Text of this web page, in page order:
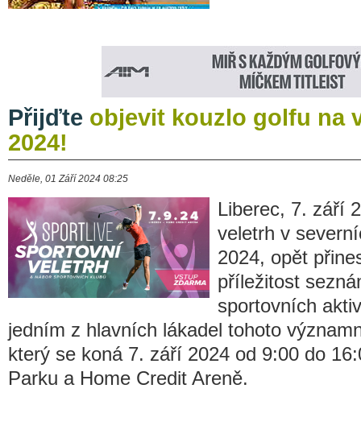
Přijďte objevit kouzlo golfu na
2024!
Neděle, 01 Září 2024 08:25
Liberec, 7. září
veletrh v
2024, opět
příležitost
sportovních
jedním z hlavních lákadel tohoto
který se koná 7. září 2024 od 9:00 do
Parku a Home Credit Areně.